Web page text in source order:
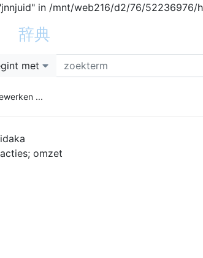
in /mnt/web216/d2/76/
辞典
met
...
omzet